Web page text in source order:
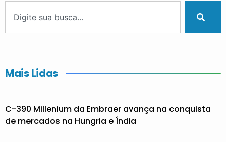
Mais Lidas
C-390 Millenium da Embraer avança na conquista
de mercados na Hungria e Índia